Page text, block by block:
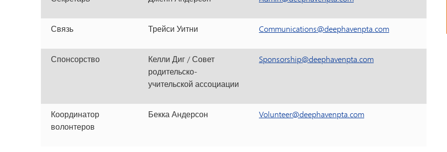
Связь Трейси Уитни Communications@deephavenpta.com
Спонсорство
Келли Диг / Совет
родительско-
учительской ассоциации
Sponsorship@deephavenpta.com
Координатор
волонтеров
Бекка Андерсон Volunteer@deephavenpta.com